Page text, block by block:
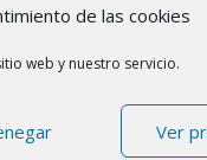
de las cookies
web y nuestro servicio.
Ver
Desarrollado por
Sette